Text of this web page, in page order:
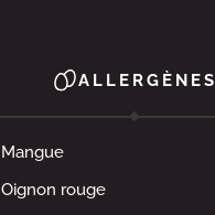
ALLERGÈNES
Mangue
Oignon rouge